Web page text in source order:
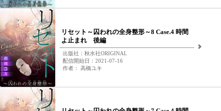
リセット～囚われの全身整形～8 Case.4 時間
よ止まれ 後編
出版社：秋水社ORIGINAL
配信開始日：2021-07-16
作者： 高橋ユキ